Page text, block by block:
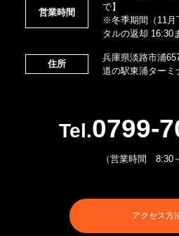
営業時間
で】
※冬季期間（11月
タルの返却 16:30
住所
兵庫県淡路市浦
道の駅東浦ターミ
Tel.0799-
（営業時間 8:30
アクセス方